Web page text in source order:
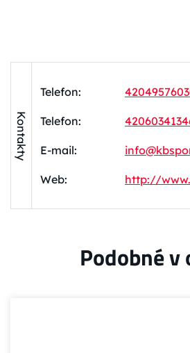
Kontakty
Telefon:
Telefon:
E-mail:
Web: http://
Podobné v